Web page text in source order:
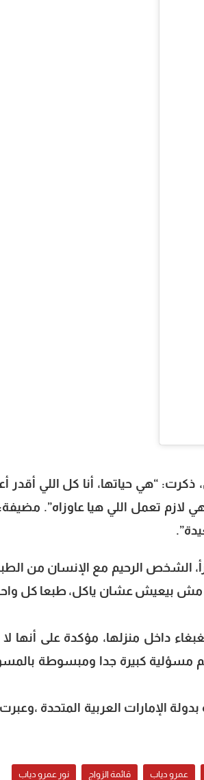
“هي حياتها، أنا كل اللي أقدر
لازم تعمل اللي هيا عاوزاه”. مضيفة:
الشخص الرحيم مع الإنسان من
مش بيعيش عشان ياكل، طبعا كل
67 قطة في بيت منفصل و10 قطط وبغبغاء داخل منزلها، مؤكدة على
مسؤلية كبيرة جدا ومبسوطة
الإمارات العربية المتحدة
عمرو دياب قائمة الزواج نور عمرو دياب